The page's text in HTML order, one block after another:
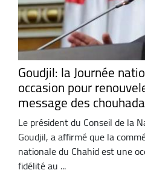
Goudjil: la Journée
occasion pour
message des chouhada
Le président du Conseil de la
Goudjil, a affirmé que la
nationale du Chahid est une
fidélité au ...